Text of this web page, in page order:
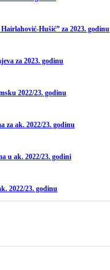
Hušić” za 2023. godinu
za 2023. godinu
2022/23. godinu
za ak. 2022/23. godinu
u ak. 2022/23. godini
2022/23. godinu